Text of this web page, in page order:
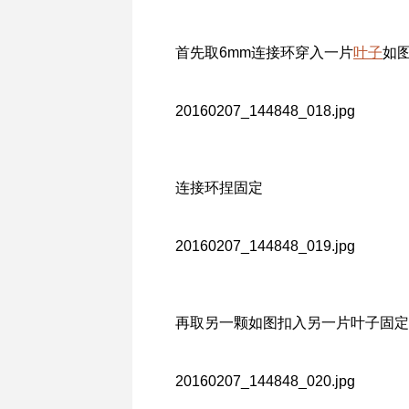
首先取6mm连接环穿入一片叶子如
20160207_144848_018.jpg
连接环捏固定
20160207_144848_019.jpg
再取另一颗如图扣入另一片叶子固
20160207_144848_020.jpg